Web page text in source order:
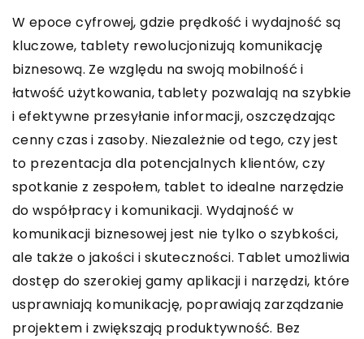
W epoce cyfrowej, gdzie prędkość i wydajność są
kluczowe, tablety rewolucjonizują komunikację
biznesową. Ze względu na swoją mobilność i
łatwość użytkowania, tablety pozwalają na szybkie
i efektywne przesyłanie informacji, oszczędzając
cenny czas i zasoby. Niezależnie od tego, czy jest
to prezentacja dla potencjalnych klientów, czy
spotkanie z zespołem, tablet to idealne narzędzie
do współpracy i komunikacji. Wydajność w
komunikacji biznesowej jest nie tylko o szybkości,
ale także o jakości i skuteczności. Tablet umożliwia
dostęp do szerokiej gamy aplikacji i narzędzi, które
usprawniają komunikację, poprawiają zarządzanie
projektem i zwiększają produktywność. Bez